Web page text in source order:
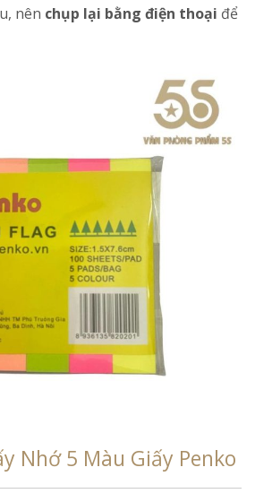
nên chụp lại bằng điện thoại để
Nhớ 5 Màu Giấy Penko